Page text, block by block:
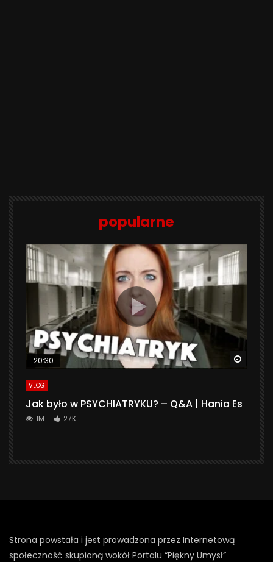
popularne
20:30
VLOG
Jak było w PSYCHIATRYKU? – Q&A | Hania Es
1M 27K
Strona powstała i jest prowadzona przez Internetową
społeczność skupioną wokół Portalu “Piękny Umysł”